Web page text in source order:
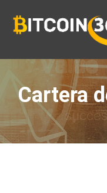
contenido
Cartera